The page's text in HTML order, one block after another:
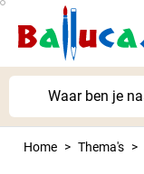
Home Thema's